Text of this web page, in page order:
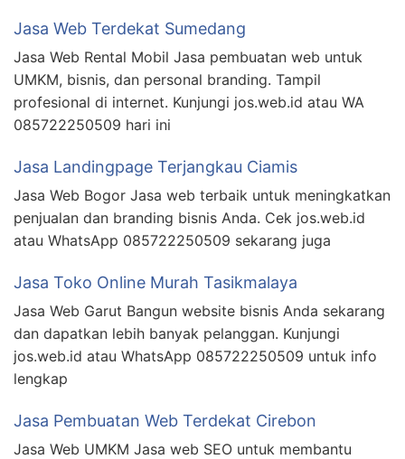
Jasa Web Terdekat Sumedang
Jasa Web Rental Mobil Jasa pembuatan web untuk
UMKM, bisnis, dan personal branding. Tampil
profesional di internet. Kunjungi jos.web.id atau WA
085722250509 hari ini
Jasa Landingpage Terjangkau Ciamis
Jasa Web Bogor Jasa web terbaik untuk meningkatkan
penjualan dan branding bisnis Anda. Cek jos.web.id
atau WhatsApp 085722250509 sekarang juga
Jasa Toko Online Murah Tasikmalaya
Jasa Web Garut Bangun website bisnis Anda sekarang
dan dapatkan lebih banyak pelanggan. Kunjungi
jos.web.id atau WhatsApp 085722250509 untuk info
lengkap
Jasa Pembuatan Web Terdekat Cirebon
Jasa Web UMKM Jasa web SEO untuk membantu